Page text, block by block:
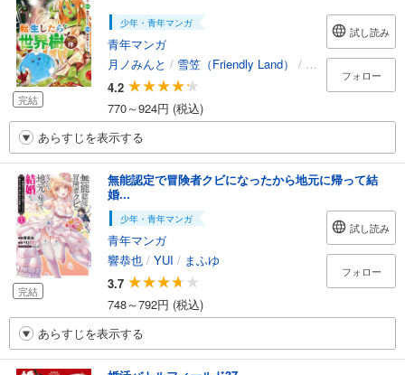
完結
少年・青年マンガ
青年マンガ
月ノみんと / 雪笠（Friendly Land） / 夜木新（Friendly
4.2
770～924円 (税込)
試し読み
フォロー
あらすじを表示する
完結
無能認定で冒険者クビになったから地元に帰って結
婚...
少年・青年マンガ
青年マンガ
響恭也 / YUI / まふゆ
3.7
748～792円 (税込)
試し読み
フォロー
あらすじを表示する